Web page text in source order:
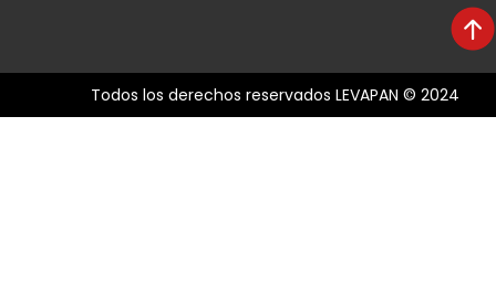
Todos los derechos reservados LEVAPAN © 2024